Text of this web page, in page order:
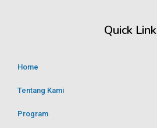
Quick Link
Home
Tentang Kami
Program